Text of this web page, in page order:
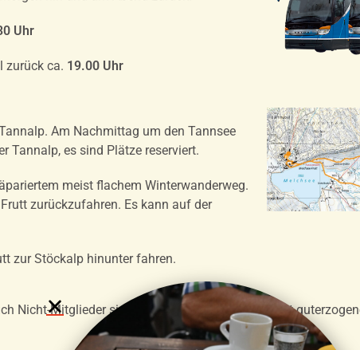
Uhr
zurück ca. 19.00 Uhr
Am Nachmittag um den Tannsee
Tannalp, es sind Plätze reserviert.
meist flachem Winterwanderweg.
zurückzufahren. Es kann auf der
zur Stöckalp hinunter fahren.
Nicht-Mitglieder sind herzlich willkommen. Selbst